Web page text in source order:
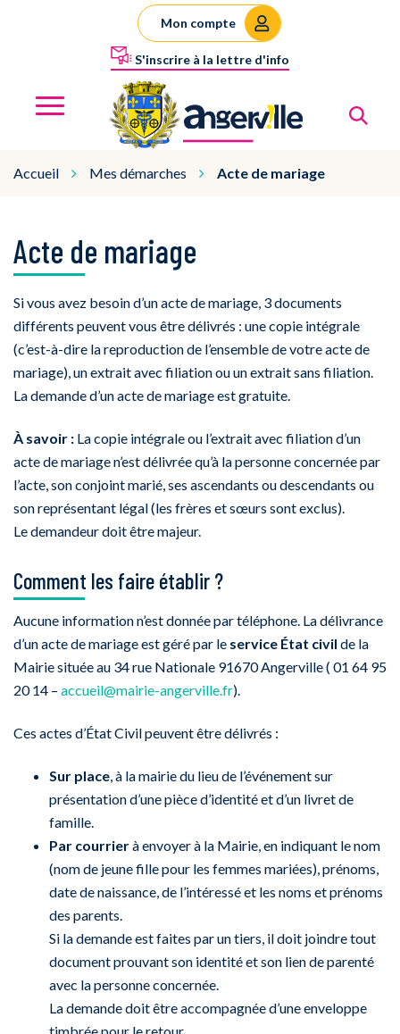
S'inscrire à la lettre d'info
Mon compte
Angerville
Accueil Mes démarches Acte de mariage
Acte de mariage
Si vous avez besoin d’un acte de mariage, 3 documents
différents peuvent vous être délivrés : une copie intégrale
(c’est-à-dire la reproduction de l’ensemble de votre acte de
mariage), un extrait avec filiation ou un extrait sans filiation.
La demande d’un acte de mariage est gratuite.
À savoir : La copie intégrale ou l’extrait avec filiation d’un
acte de mariage n’est délivrée qu’à la personne concernée par
l’acte, son conjoint marié, ses ascendants ou descendants ou
son représentant légal (les frères et sœurs sont exclus).
Le demandeur doit être majeur.
Comment les faire établir ?
Aucune information n’est donnée par téléphone. La délivrance
d’un acte de mariage est géré par le service État civil de la
Mairie située au 34 rue Nationale 91670 Angerville ( 01 64 95
20 14 – accueil@mairie-angerville.fr).
Ces actes d’État Civil peuvent être délivrés :
Sur place , à la mairie du lieu de l’événement sur
présentation d’une pièce d’identité et d’un livret de
famille.
Par courrierà envoyer à la Mairie, en indiquant le nom
(nom de jeune fille pour les femmes mariées), prénoms,
date de naissance, de l’intéressé et les noms et prénoms
des parents.
Si la demande est faites par un tiers, il doit joindre tout
document prouvant son identité et son lien de parenté
avec la personne concernée.
La demande doit être accompagnée d’une enveloppe
timbrée pour le retour.